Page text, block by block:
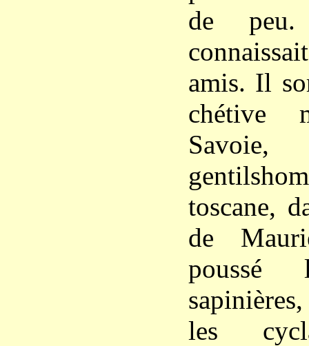
de
amis. Il
chétive
toscane,
de
les